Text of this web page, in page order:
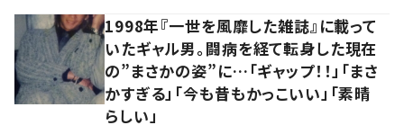
1998年『一世を風靡した雑誌』に載って
いたギャル男。闘病を経て転身した現在
の”まさかの姿”に…「ギャップ！！」「まさ
かすぎる」「今も昔もかっこいい」「素晴
らしい」